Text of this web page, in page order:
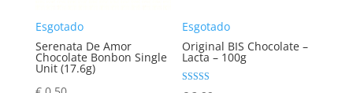
Esgotado
Serenata De Amor
Chocolate Bonbon Single
Unit (17.6g)
Esgotado
Original BIS Chocolate –
Lacta – 100g
Rated